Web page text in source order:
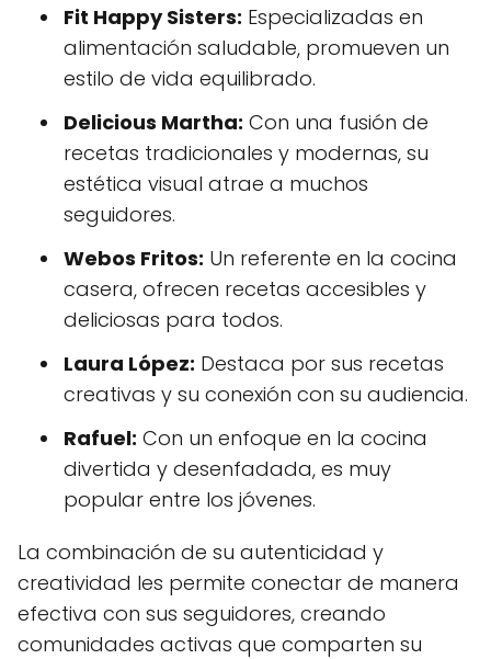
Fit Happy Sisters: Especializadas en
alimentación saludable, promueven un
estilo de vida equilibrado.
Delicious Martha: Con una fusión de
recetas tradicionales y modernas, su
estética visual atrae a muchos
seguidores.
Webos Fritos: Un referente en la cocina
casera, ofrecen recetas accesibles y
deliciosas para todos.
Laura López: Destaca por sus recetas
creativas y su conexión con su audiencia.
Rafuel: Con un enfoque en la cocina
divertida y desenfadada, es muy
popular entre los jóvenes.
La combinación de su autenticidad y
creatividad les permite conectar de manera
efectiva con sus seguidores, creando
comunidades activas que comparten su